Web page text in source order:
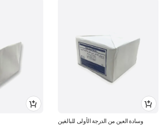
وسادة العين من الدرجة الأولى للبالغين